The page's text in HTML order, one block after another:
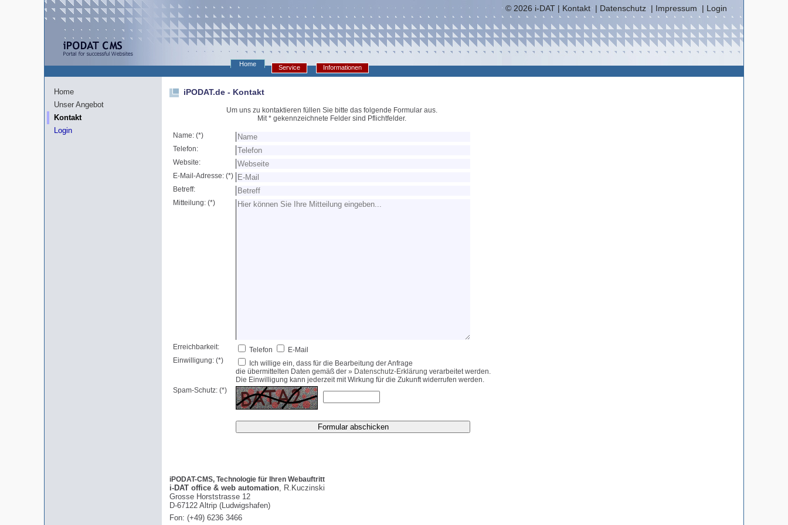
© 2026 i-DAT | Kontakt| Datenschutz | Impressum | Login
Home Service Informationen
Home
Unser Angebot
Kontakt
Login
iPODAT.de - Kontakt
Um uns zu kontaktieren füllen Sie bitte das folgende Formular aus.
Mit * gekennzeichnete Felder sind Pflichtfelder.
Name: (*)
Telefon:
Website:
E-Mail-Adresse: (*)
Betreff:
Mitteilung: (*)
Erreichbarkeit: Telefon
E-Mail
Einwilligung: (*)
Ich willige ein, dass für die Bearbeitung der Anfrage
die übermittelten Daten gemäß der » Datenschutz-Erklärung verarbeitet werden.
Die Einwilligung kann jederzeit mit Wirkung für die Zukunft widerrufen werden.
Spam-Schutz: (*)
iPODAT-CMS, Technologie für Ihren Webauftritt
i-DAT office & web automation, R.Kuczinski
Grosse Horststrasse 12
D-67122 Altrip (Ludwigshafen)
Fon: (+49) 6236 3466